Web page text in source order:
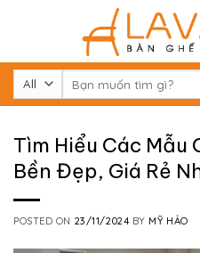
kiếm:
Tìm Hiểu Các Mẫu
Bền Đẹp, Giá Rẻ
POSTED ON 23/11/2024 BY MỸ HẢO